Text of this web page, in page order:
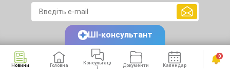
Новини Головна
Консультаці
ї
Документи Календар Сервіси
0
ШІ-консультант